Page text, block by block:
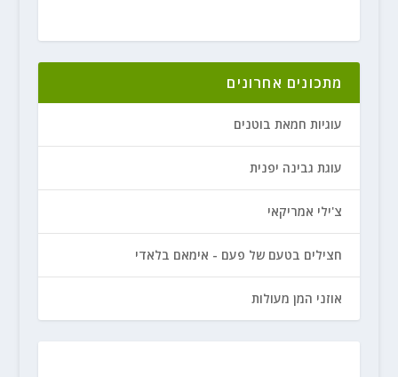
מתכונים אחרונים
עוגיות חמאת בוטנים
עוגת גבינה יפנית
צ'ילי אמריקאי
חצילים בטעם של פעם - אימאם בלאדי
אוזני המן מעולות